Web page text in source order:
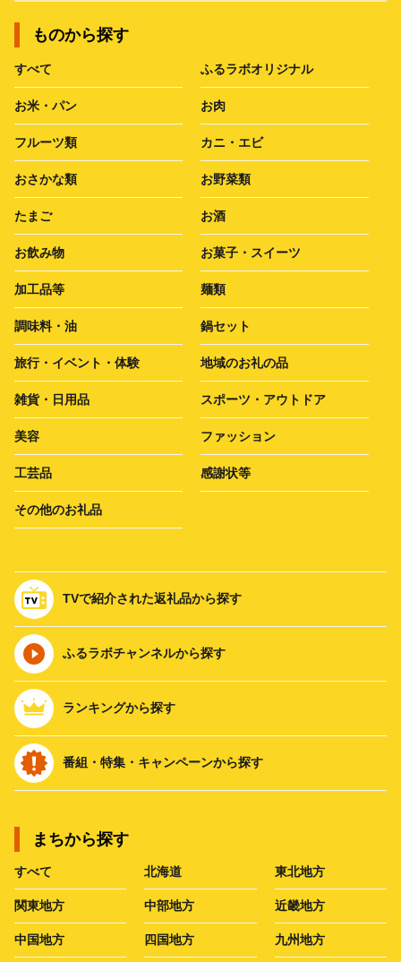
ものから探す
すべて ふるラボオリジナル
お米・パン お肉
フルーツ類 カニ・エビ
おさかな類 お野菜類
たまご お酒
お飲み物 お菓子・スイーツ
加工品等 麺類
調味料・油 鍋セット
旅行・イベント・体験 地域のお礼の品
雑貨・日用品 スポーツ・アウトドア
美容 ファッション
工芸品 感謝状等
その他のお礼品
TVで紹介された返礼品から探す
ふるラボチャンネルから探す
ランキングから探す
番組・特集・キャンペーンから探す
まちから探す
すべて 北海道 東北地方
関東地方 中部地方 近畿地方
中国地方 四国地方 九州地方